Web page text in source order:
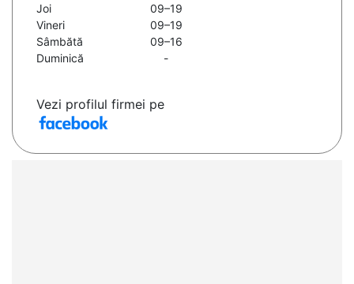
Joi
09–19
Vineri
09–19
Sâmbătă
09–16
Duminică
-
Vezi profilul firmei pe